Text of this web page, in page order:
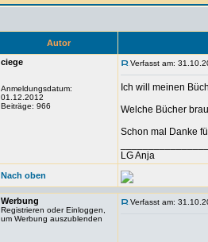
Autor
ciege
Anmeldungsdatum:
01.12.2012
Beiträge: 966
Verfasst am:
Ich will meinen
Welche Bücher
Schon mal Danke
LG Anja
Nach oben
Werbung
Registrieren oder Einloggen,
um Werbung auszublenden
Verfasst am: